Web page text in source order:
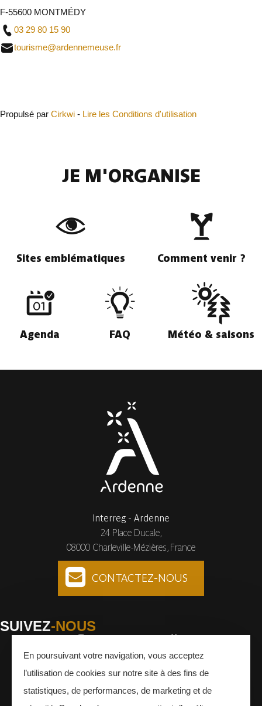
F-55600 MONTMÉDY
03 29 80 15 90
tourisme@ardennemeuse.fr
Propulsé par Cirkwi - Lire les Conditions d'utilisation
JE M'ORGANISE
Sites emblématiques Comment venir ?
Agenda FAQ Météo & saisons
Interreg - Ardenne
24 Place Ducale,
08000 Charleville-Mézières, France
CONTACTEZ-NOUS
SUIVEZ-NOUS
Facebook Instagram Youtube
En poursuivant votre navigation, vous acceptez
l’utilisation de cookies sur notre site à des fins de
statistiques, de performances, de marketing et de